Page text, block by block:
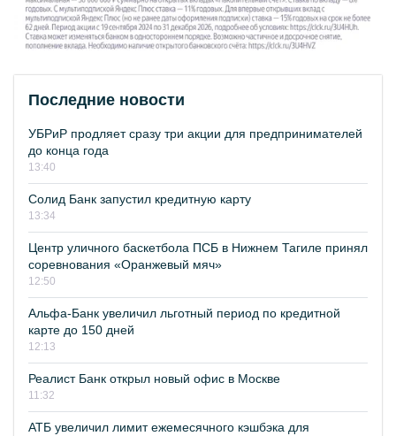
Последние новости
УБРиР продляет сразу три акции для предпринимателей
до конца года
13:40
Солид Банк запустил кредитную карту
13:34
Центр уличного баскетбола ПСБ в Нижнем Тагиле принял
соревнования «Оранжевый мяч»
12:50
Альфа-Банк увеличил льготный период по кредитной
карте до 150 дней
12:13
Реалист Банк открыл новый офис в Москве
11:32
АТБ увеличил лимит ежемесячного кэшбэка для